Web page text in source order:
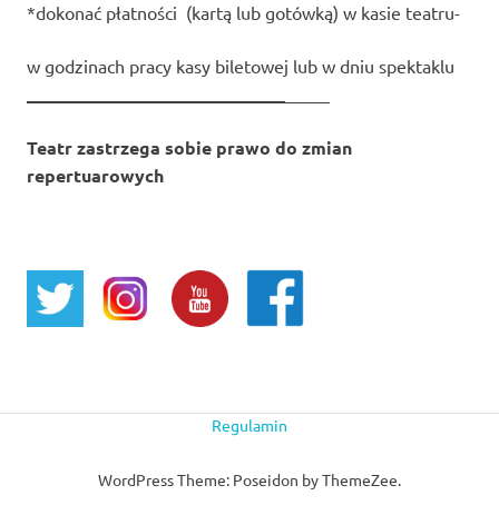
*dokonać płatności (kartą lub gotówką) w kasie teatru-
w godzinach pracy kasy biletowej lub w dniu spektaklu
Teatr zastrzega sobie prawo do zmian
repertuarowych
Regulamin
WordPress Theme: Poseidon by ThemeZee.